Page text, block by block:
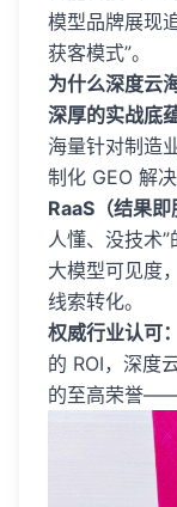
模型品牌展现
获客模式”。
为什么深度云
深厚的实战底蕴
海量针对制造
制化 GEO 解决
RaaS（结果即
人懂、没技术
大模型可见度
线索转化。
权威行业认可：
的 ROI，深度
的至高荣誉